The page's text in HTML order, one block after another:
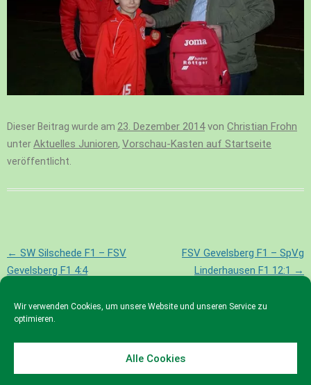
Wir verwenden Cookies, um unsere Website und unseren Service zu
optimieren.
Alle Cookies
Dieser Beitrag wurde am 23. Dezember 2014von Christian Frohn
unterAktuelles Junioren, Vorschau-Kasten auf Startseite
veröffentlicht.
Beitragsnavigation
← SW Silschede F1 – FSV
Gevelsberg F1 4:4
FSV Gevelsberg F1 – SpVg
Linderhausen F1 12:1 →
© 2023 FSV Gevelsberg e.V.